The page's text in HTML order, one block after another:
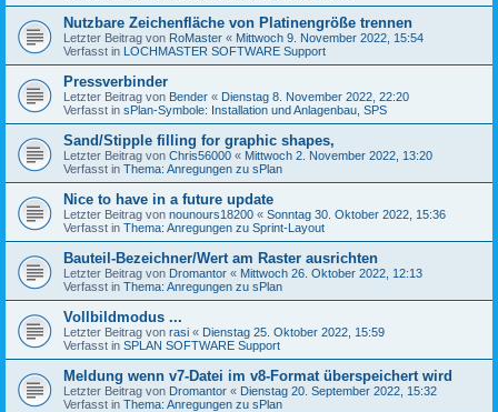
Nutzbare Zeichenfläche von Platinengröße trennen
Letzter Beitrag von RoMaster « Mittwoch 9. November 2022, 15:54
Verfasst in LOCHMASTER SOFTWARE Support
Pressverbinder
Letzter Beitrag von Bender « Dienstag 8. November 2022, 22:20
Verfasst in sPlan-Symbole: Installation und Anlagenbau, SPS
Sand/Stipple filling for graphic shapes,
Letzter Beitrag von Chris56000 « Mittwoch 2. November 2022, 13:20
Verfasst in Thema: Anregungen zu sPlan
Nice to have in a future update
Letzter Beitrag von nounours18200 « Sonntag 30. Oktober 2022, 15:36
Verfasst in Thema: Anregungen zu Sprint-Layout
Bauteil-Bezeichner/Wert am Raster ausrichten
Letzter Beitrag von Dromantor « Mittwoch 26. Oktober 2022, 12:13
Verfasst in Thema: Anregungen zu sPlan
Vollbildmodus ...
Letzter Beitrag von rasi « Dienstag 25. Oktober 2022, 15:59
Verfasst in SPLAN SOFTWARE Support
Meldung wenn v7-Datei im v8-Format überspeichert wird
Letzter Beitrag von Dromantor « Dienstag 20. September 2022, 15:32
Verfasst in Thema: Anregungen zu sPlan